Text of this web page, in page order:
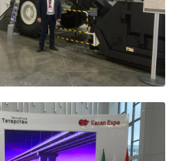
техникума
науки и высшего образования
по контролю за оборотом